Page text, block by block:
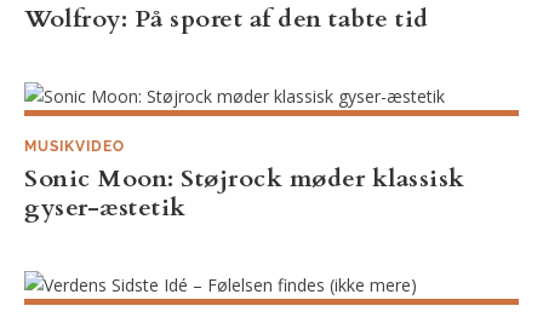
Wolfroy: På sporet af den tabte tid
MUSIKVIDEO
Sonic Moon: Støjrock møder klassisk
gyser-æstetik